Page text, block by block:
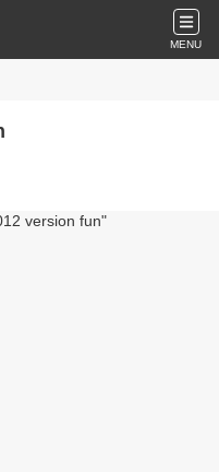
MENU